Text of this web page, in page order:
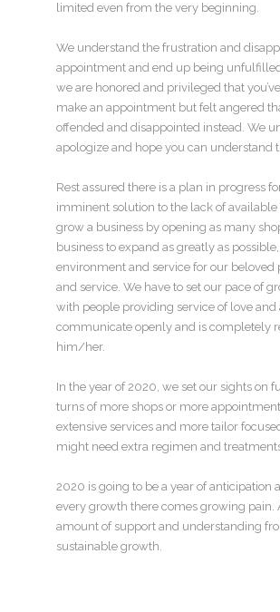
limited even from the very beginning.
We understand the frustration and
appointment and end up being
we are honored and privileged that
make an appointment but felt angered
offended and disappointed instead. We
apologize and hope you can understand
Rest assured there is a plan in progress
imminent solution to the lack of
grow a business by opening as many
business to expand as greatly as
environment and service for our
and service. We have to set our pace of
with people providing service of love and
communicate openly and is completely
him/her.
In the year of 2020, we set our sights on
turns of more shops or more
extensive services and more tailor
might need extra regimen and
2020 is going to be a year of anticipation
every growth there comes growing
amount of support and understanding
sustainable growth.